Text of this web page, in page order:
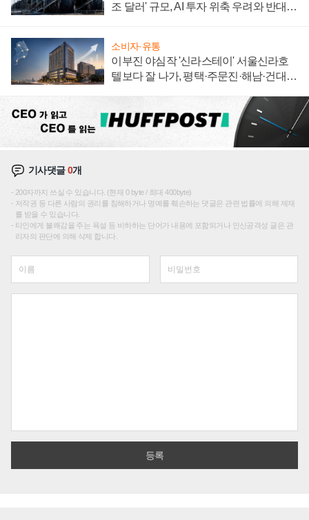
조 달러' 규모, AI 투자 위축 우려와 반대
소비자·유통
이부진 야심작 '신라스테이' 서울신라호
텔보다 잘 나가, 평택·주문진·해남·건대로
기사댓글0개
200자까지 쓰실 수 있습니다. (현재 0 byte / 최대 400byte)
저작권 등 다른 사람의 권리를 침해하거나 명예를 훼손하는 댓글은 관련 법률에 의해 제재
를 받을 수 있습니다.
타인에게 불쾌감을 주는 욕설 등 비하하는 단어가 내용에 포함되거나 인신공격성 글은 관
리자의 판단에 의해 삭제 합니다.